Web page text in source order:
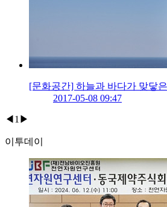
[문화공간] 하늘과 바다가 맞닿
2017-05-08 09:47
◀ 1 ▶
이투데이